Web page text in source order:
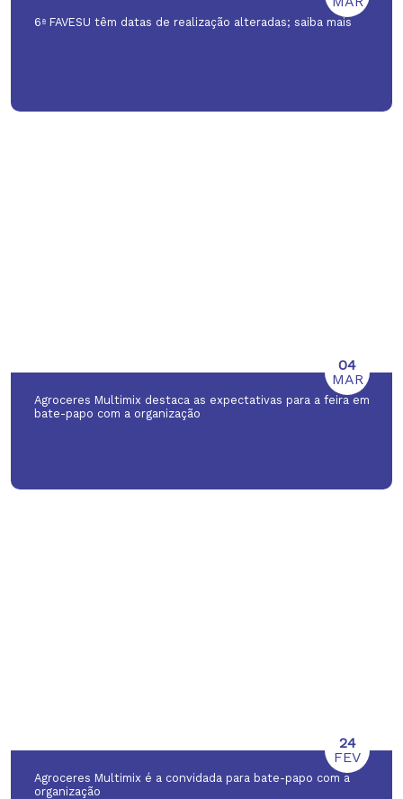
6ª FAVESU têm datas de realização alteradas; saiba mais
Agroceres Multimix destaca as expectativas para a feira em
bate-papo com a organização
04
MAR
Agroceres Multimix é a convidada para bate-papo com a
organização
24
FEV